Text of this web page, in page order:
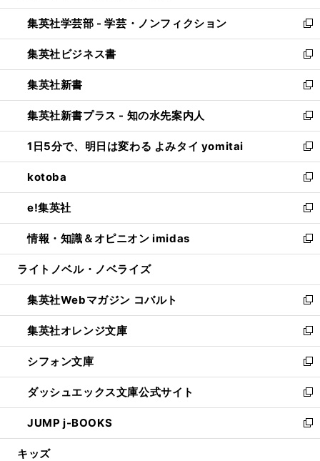
開
く
ウ
で
開
く
ン
ド
ウ
で
開
く
ウ
ィ
ン
ド
ウ
で
開
く
集英社学芸部 - 学芸・ノンフィクション
新
し
い
ウ
ィ
ン
ド
ウ
で
開
く
集英社ビジネス書
新
し
い
ウ
ィ
ン
ド
ウ
で
開
く
集英社新書
新
し
い
ウ
ィ
ン
ド
ウ
で
開
く
集英社新書プラス - 知の水先案内人
新
し
い
ウ
ィ
ン
ド
ウ
で
開
1日5分で、明日は変わる よみタイ yomitai
新
し
い
ウ
ィ
ン
ド
ウ
開
く
kotoba
新
し
い
ウ
ィ
ン
ウ
で
開
く
e!集英社
新
し
い
ウ
ン
ド
ウ
で
開
く
情報・知識＆オピニオン imidas
新
し
ウ
ィ
ン
ド
ウ
で
開
く
ライトノベル・ノベライズ
集英社Webマガジン コバルト
新
し
い
ウ
ィ
ン
ド
ウ
で
開
集英社オレンジ文庫
新
し
い
ウ
ィ
ン
ド
ウ
シフォン文庫
新
し
い
ウ
ィ
ン
ダッシュエックス文庫公式サイト
新
し
い
ウ
JUMP j-BOOKS
新
し
キッズ